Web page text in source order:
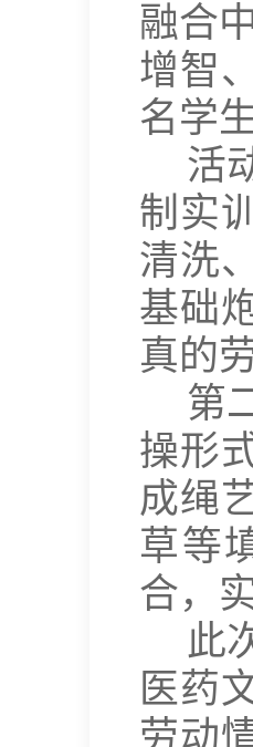
融合
增智
名学
活
制实
清洗
基础
真的
第
操形
成绳
草等
合，
此
医药
劳动